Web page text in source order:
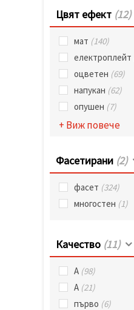
Цвят ефект (12)
мат (140)
електроплейт
оцветен (69)
напукан (62)
опушен (7)
+ Виж повече
Фасетирани (2)
фасет (324)
многостен (1)
Качество (11)
А (98)
A (21)
първо (6)